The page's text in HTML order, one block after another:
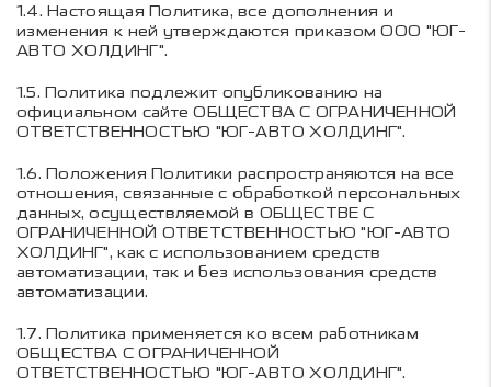
1.4. Настоящая Политика, все дополнения и
изменения к ней утверждаются приказом ООО "ЮГ-
АВТО ХОЛДИНГ".
1.5. Политика подлежит опубликованию на
официальном сайтеОБЩЕСТВА С ОГРАНИЧЕННОЙ
ОТВЕТСТВЕННОСТЬЮ "ЮГ-АВТО ХОЛДИНГ".
1.6. Положения Политики распространяются на все
отношения, связанные с обработкой персональных
данных, осуществляемой в ОБЩЕСТВЕ С
ОГРАНИЧЕННОЙ ОТВЕТСТВЕННОСТЬЮ "ЮГ-АВТО
ХОЛДИНГ", как с использованием средств
автоматизации, так и без использования средств
автоматизации.
1.7. Политика применяется ко всем работникам
ОБЩЕСТВА С ОГРАНИЧЕННОЙ
ОТВЕТСТВЕННОСТЬЮ "ЮГ-АВТО ХОЛДИНГ".